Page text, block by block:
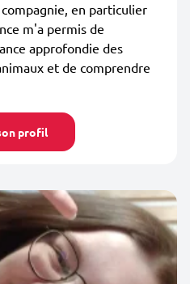
en particulier
m'a permis de
approfondie des
et de comprendre
profil